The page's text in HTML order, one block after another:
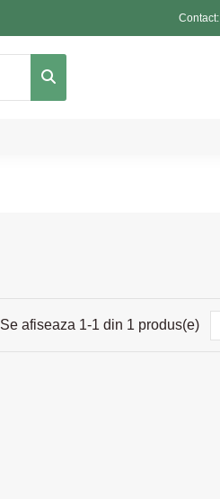
Contact:
Se afiseaza 1-1 din 1 produs(e)